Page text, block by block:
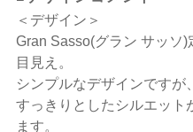
＜デザイン＞
Gran Sasso(グラン サッソ
目見え。
シンプルなデザインですが
すっきりとしたシルエット
ます。